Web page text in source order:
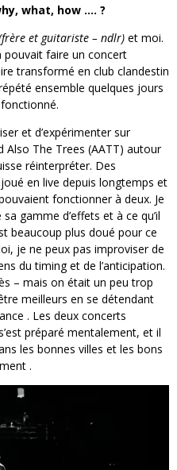
what, how …. ?
et guitariste – ndlr) et moi.
pouvait faire un concert
transformé en club clandestin
ensemble quelques jours
et d’expérimenter sur
Also The Trees (AATT) autour
réinterpréter. Des
en live depuis longtemps et
fonctionner à deux. Je
gamme d’effets et à ce qu’il
beaucoup plus doué pour ce
je ne peux pas improviser de
du timing et de l’anticipation.
– mais on était un peu trop
meilleurs en se détendant
. Les deux concerts
préparé mentalement, et il
les bonnes villes et les bons
.